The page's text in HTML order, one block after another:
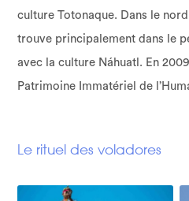
culture Totonaque. Dans le
trouve principalement dans le
avec la culture Náhuatl. En
Patrimoine Immatériel de
Le rituel des voladores